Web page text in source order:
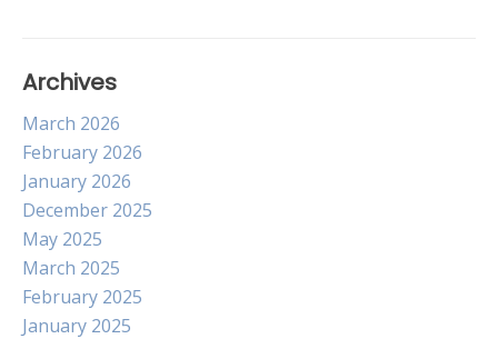
Archives
March 2026
February 2026
January 2026
December 2025
May 2025
March 2025
February 2025
January 2025